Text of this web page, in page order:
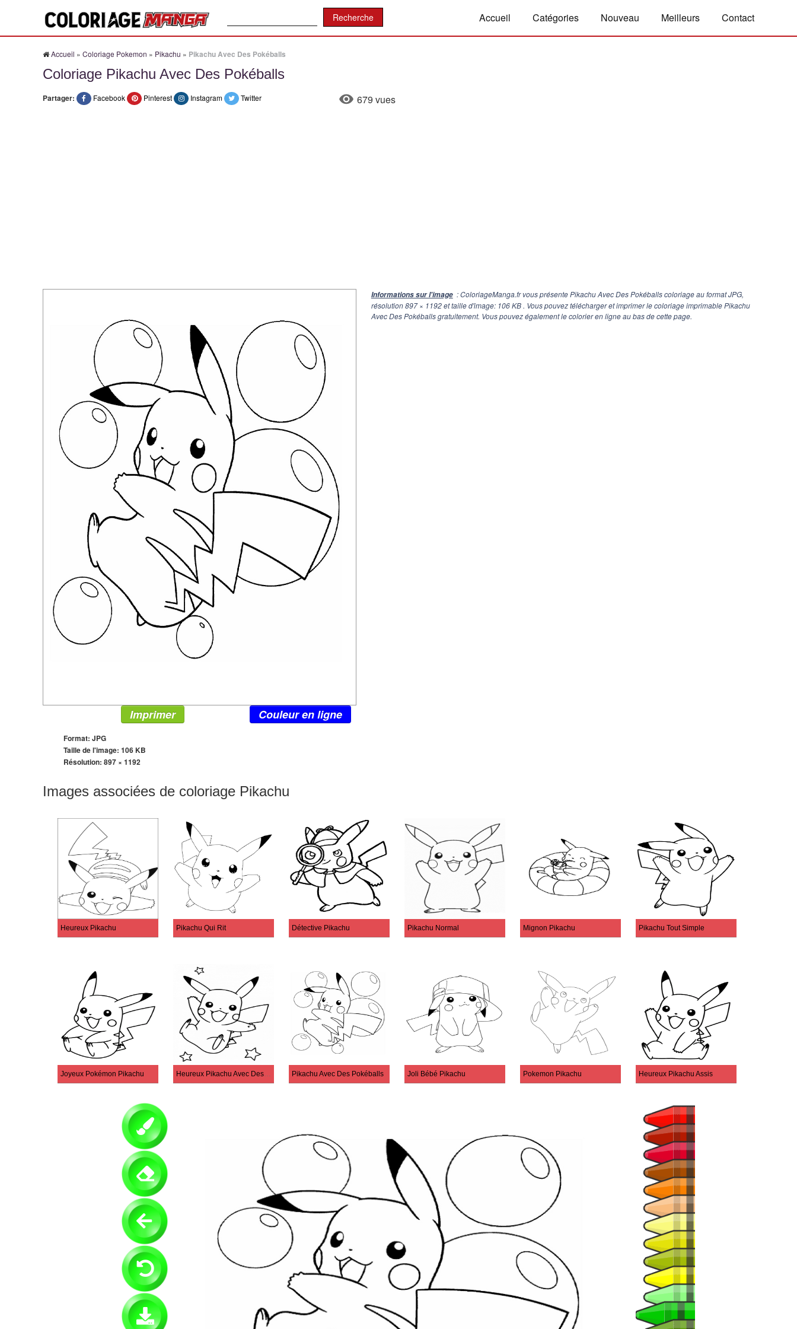
Accueil Catégories Nouveau Meilleurs Contact
Accueil » Coloriage Pokemon » Pikachu » Pikachu Avec Des Pokéballs
Coloriage Pikachu Avec Des Pokéballs
Partager: Facebook Pinterest Instagram Twitter 679 vues
Informations sur l'image : ColoriageManga.fr vous présente Pikachu Avec Des Pokéballs coloriage au format JPG,
résolution897 × 1192et taille d'image: 106 KB . Vous pouvez télécharger et imprimer le coloriage imprimable Pikachu
Avec Des Pokéballs gratuitement. Vous pouvez également le colorier en ligne au bas de cette page.
Imprimer Couleur en ligne
Format: JPG
Taille de l'image: 106 KB
Résolution: 897 × 1192
Images associées de coloriage Pikachu
Heureux Pikachu Pikachu Qui Rit Détective Pikachu Pikachu Normal Mignon Pikachu Pikachu Tout Simple
Joyeux Pokémon Pikachu Heureux Pikachu Avec Des Étoiles Pikachu Avec Des Pokéballs Joli Bébé Pikachu Pokemon Pikachu Heureux Pikachu Assis